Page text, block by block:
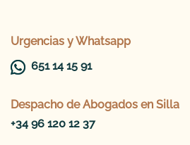
Urgencias y Whatsapp
651 14 15 91
Despacho de Abogados en Silla
+34 96 120 12 37